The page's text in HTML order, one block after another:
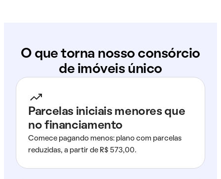
O que torna nosso consórcio
de imóveis único
Parcelas iniciais menores que
no financiamento
Comece pagando menos: plano com parcelas
reduzidas, a partir de R$ 573,00.